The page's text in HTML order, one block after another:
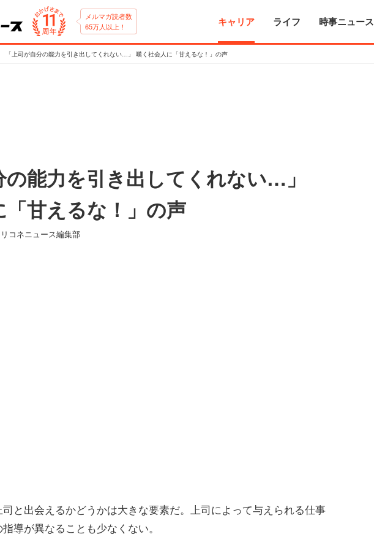
メルマガ読者数
65万人以上！
キャリア ライフ 時事ニュース
「上司が自分の能力を引き出してくれない…」 嘆く社会人に「甘えるな！」の声
の能力を引き出してくれない…」
甘えるな！」の声
コネニュース編集部
と出会えるかどうかは大きな要素だ。上司によって与えられる仕事
導が異なることも少なくない。